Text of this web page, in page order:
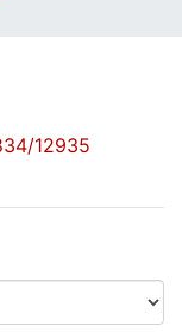
12935